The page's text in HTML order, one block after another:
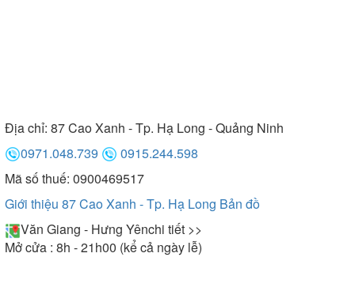
1600x700x600 mm, 1700x700x600 mm,
1700x800x620 mm. Bồn tắm Selta hình chữ nhật
thường lắp đặt cho phòng tắm vừa phải và lớn. Tuy
nhiên, nếu không gian tắm nhà bạn không đủ rộng
thì có thể tham khảo kích thước 1200x700x600
mm.
Địa chỉ: 87 Cao Xanh - Tp. Hạ Long - Quảng Ninh
0971.048.739
0915.244.598
Mã số thuế: 0900469517
Giới thiệu 87 Cao Xanh - Tp. Hạ Long Bản đồ
Văn Giang - Hưng Yênchi tiết >>
Mở cửa : 8h - 21h00 (kể cả ngày lễ)